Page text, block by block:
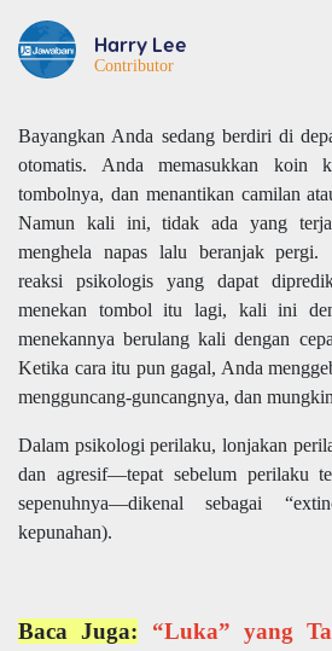
Harry Lee
Contributor
Bayangkan Anda sedang berdiri di
otomatis. Anda memasukkan koin
tombolnya, dan menantikan camilan
Namun kali ini, tidak ada yang
menghela napas lalu beranjak pergi.
reaksi psikologis yang dapat
menekan tombol itu lagi, kali ini
menekannya berulang kali dengan
Ketika cara itu pun gagal, Anda
mengguncang-guncangnya, dan
Dalam psikologi perilaku, lonjakan
dan agresif—tepat sebelum perilaku
sepenuhnya—dikenal sebagai
kepunahan).
Baca Juga:
“Luka” yang